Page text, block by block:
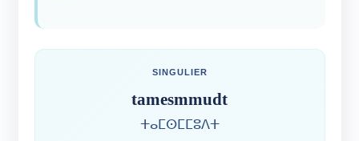
SINGULIER
tamesmmudt
ⵜⴰⵎⵙⵎⵎⵓⴷⵜ